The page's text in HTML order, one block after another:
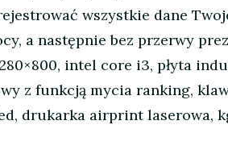
wszystkie dane
a następnie bez przerwy
intel core i3, płyta
z funkcją mycia ranking,
drukarka airprint laserowa,